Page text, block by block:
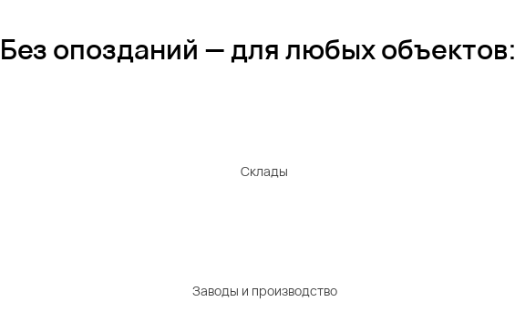
Без опозданий — для любых объектов:
Склады
Заводы и производство